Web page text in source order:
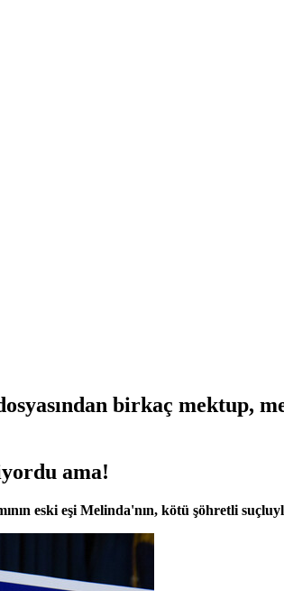
birkaç mektup,
ama!
eski eşi Melinda'nın, kötü şöhretli